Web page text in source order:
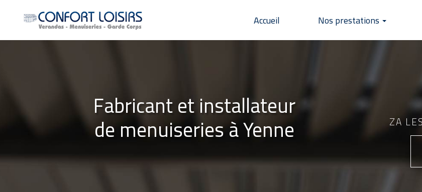
Accueil Nos prestations
Fabricant et installateur
de menuiseries à Yenne ZA